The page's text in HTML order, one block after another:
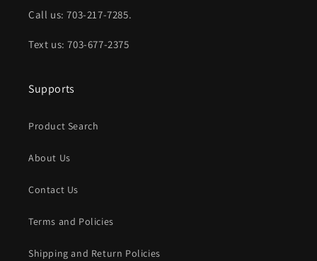
Call us: 703-217-7285.
Text us: 703-677-2375
Supports
Product Search
About Us
Contact Us
Terms and Policies
Shipping and Return Policies